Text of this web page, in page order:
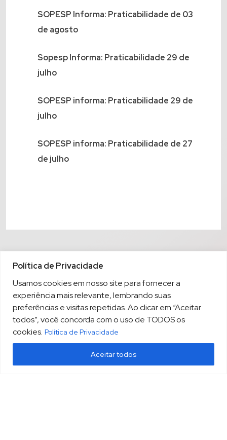
Política de Privacidade
Usamos cookies em nosso site para fornecer a
experiência mais relevante, lembrando suas
preferências e visitas repetidas. Ao clicar em “Aceitar
todos”, você concorda com o uso de TODOS os
cookies. Política de Privacidade
Aceitar todos
SOPESP Informa: Praticabilidade de 03
de agosto
Sopesp Informa: Praticabilidade 29 de
julho
SOPESP informa: Praticabilidade 29 de
julho
SOPESP informa: Praticabilidade de 27
de julho